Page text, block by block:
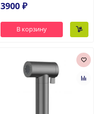
3900 ₽
В корзину